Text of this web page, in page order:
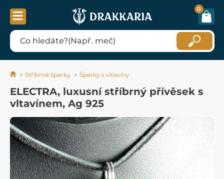
0
Stříbrné šperky Šperky s vltavíny
ELECTRA, luxusní stříbrný přívěsek s
vltavínem, Ag 925